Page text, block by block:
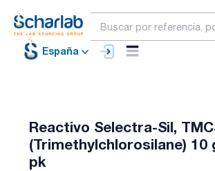
España
Reactivo Selectra-Sil,
(Trimethylchlorosilane) 10
pk